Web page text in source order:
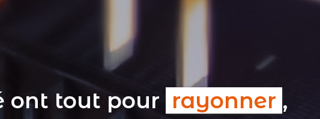
ont tout pour rayonner ,